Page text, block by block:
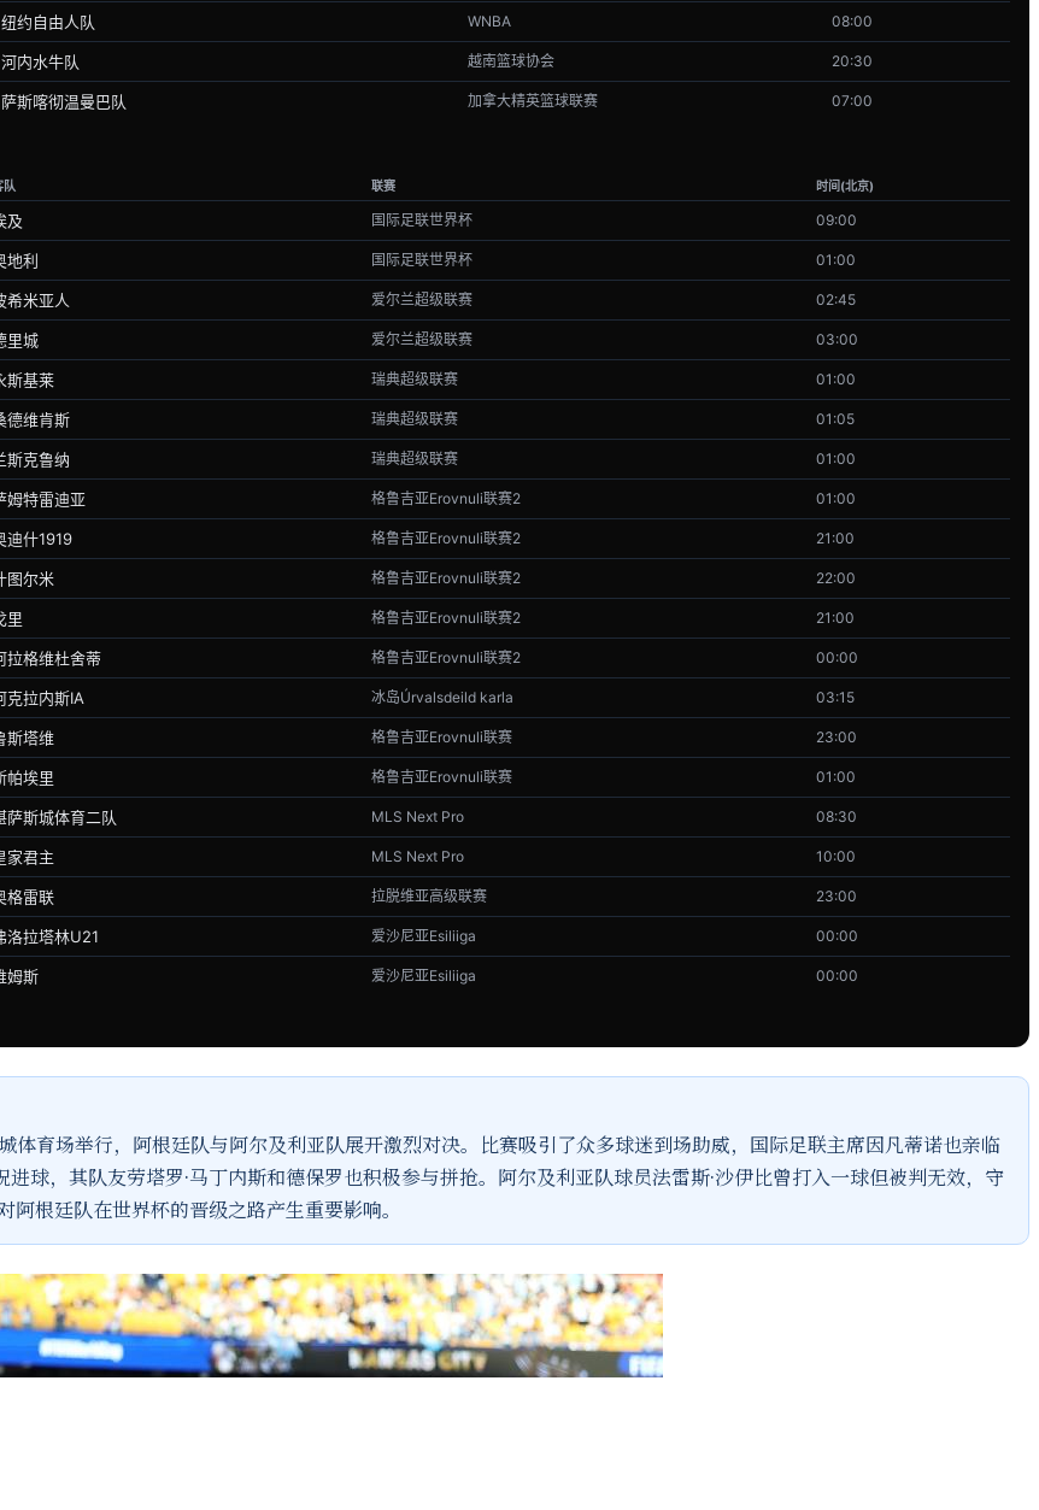
纽约自由人队 WNBA 08:00
河内水牛队 越南篮球协会 20:30
萨斯喀彻温曼巴队 加拿大精英篮球联赛 07:00
队 联赛 时间(北京)
及 国际足联世界杯 09:00
地利 国际足联世界杯 01:00
希米亚人 爱尔兰超级联赛 02:45
里城 爱尔兰超级联赛 03:00
斯基莱 瑞典超级联赛 01:00
德维肯斯 瑞典超级联赛 01:05
斯克鲁纳 瑞典超级联赛 01:00
姆特雷迪亚 格鲁吉亚Erovnuli联赛2 01:00
迪什1919 格鲁吉亚Erovnuli联赛2 21:00
图尔米 格鲁吉亚Erovnuli联赛2 22:00
里 格鲁吉亚Erovnuli联赛2 21:00
拉格维杜舍蒂 格鲁吉亚Erovnuli联赛2 00:00
克拉内斯IA 冰岛Úrvalsdeild karla 03:15
斯塔维 格鲁吉亚Erovnuli联赛 23:00
帕埃里 格鲁吉亚Erovnuli联赛 01:00
萨斯城体育二队 MLS Next Pro 08:30
家君主 MLS Next Pro 10:00
格雷联 拉脱维亚高级联赛 23:00
洛拉塔林U21 爱沙尼亚Esiliiga 00:00
姆斯 爱沙尼亚Esiliiga 00:00
体育场举行，阿根廷队与阿尔及利亚队展开激烈对决。比赛吸引了众多球迷到场助威，国际足联主席因凡蒂诺也亲临
球，其队友劳塔罗·马丁内斯和德保罗也积极参与拼抢。阿尔及利亚队球员法雷斯·沙伊比曾打入一球但被判无效，守
根廷队在世界杯的晋级之路产生重要影响。